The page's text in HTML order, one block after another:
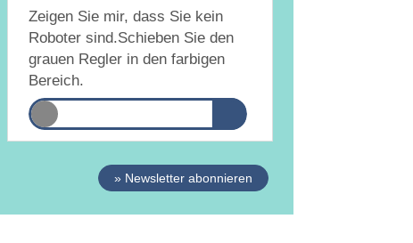
einverstanden, dass DAMiD mich per E-Mail über
Themen und Veranstaltungen informiert.
Datenschutzerklärung
Zeigen Sie mir, dass Sie kein
Roboter sind.Schieben Sie den
grauen Regler in den farbigen
Bereich.
» Newsletter abonnieren